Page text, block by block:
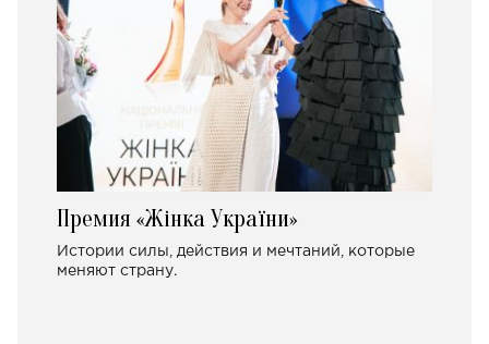
Премия «Жінка України»
Истории силы, действия и мечтаний, которые
меняют страну.